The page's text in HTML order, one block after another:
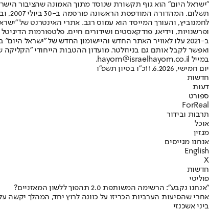
"ישראל היום" הוא גוף תקשורת שנוסד מתוך האמונה שהציבור
ופרשנויות, וידיאו, פודקאסטים ושידורים חיים. פלטפורמות
ב-2021 עלו לאוויר האתר החדש והיישומון החדש של "ישראל
ואפשר לקבל אותם גם בניוזלטר. מועדון ההטבות הייחודי
במייל hayom@israelhayom.co.il.
יום חמישי, 11.6.2026
כ"ו בסיון תשפ"ו
חדשות
דעות
ספורט
ForReal
תרבות ובידור
אוכל
מגזין
אנחנו מגייסים
English
X
חדשות
פוליטי
"אנחנו נקבע": הרשימה המשותפת 2.0 תהפוך ללשון המאזניים?
אחרי שהסיעות הערביות הכריזו על כוונה לרוץ יחד, המהלך
ביני אשכנזי